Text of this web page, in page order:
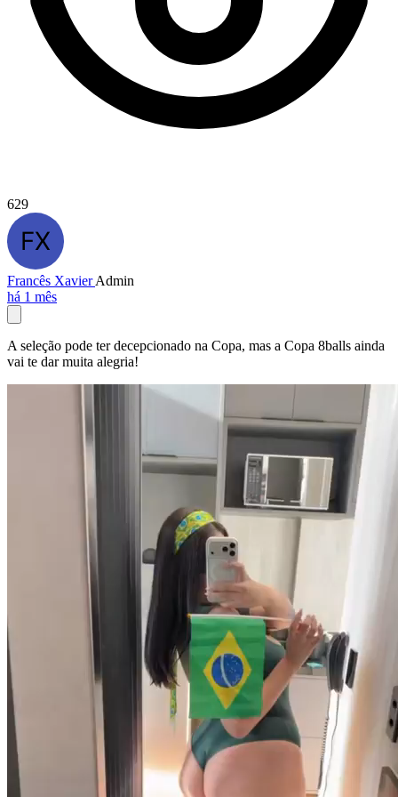
629
Francês XavierAdmin
há 1 mês
A seleção pode ter decepcionado na Copa, mas a Copa 8balls ainda
vai te dar muita alegria!